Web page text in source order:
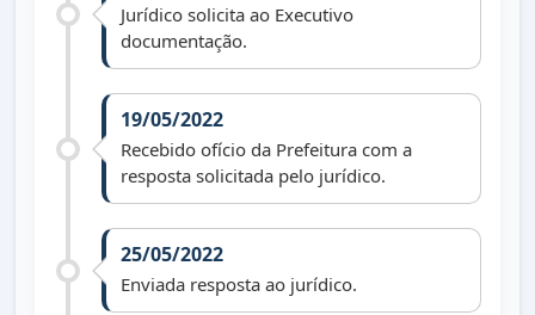
Jurídico solicita ao Executivo
documentação.
19/05/2022
Recebido ofício da Prefeitura com a
resposta solicitada pelo jurídico.
25/05/2022
Enviada resposta ao jurídico.